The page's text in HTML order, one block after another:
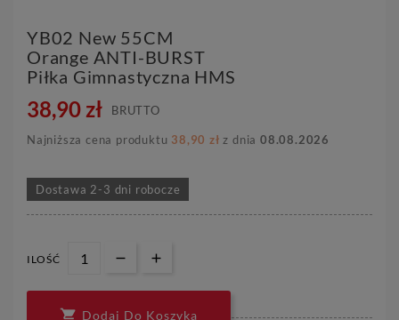
YB02 New 55CM
Orange ANTI-BURST
Piłka Gimnastyczna HMS
38,90 zł BRUTTO
Najniższa cena produktu 38,90 zł z dnia08.08.2026
Dostawa 2-3 dni robocze
ILOŚĆ
 Dodaj Do Koszyka